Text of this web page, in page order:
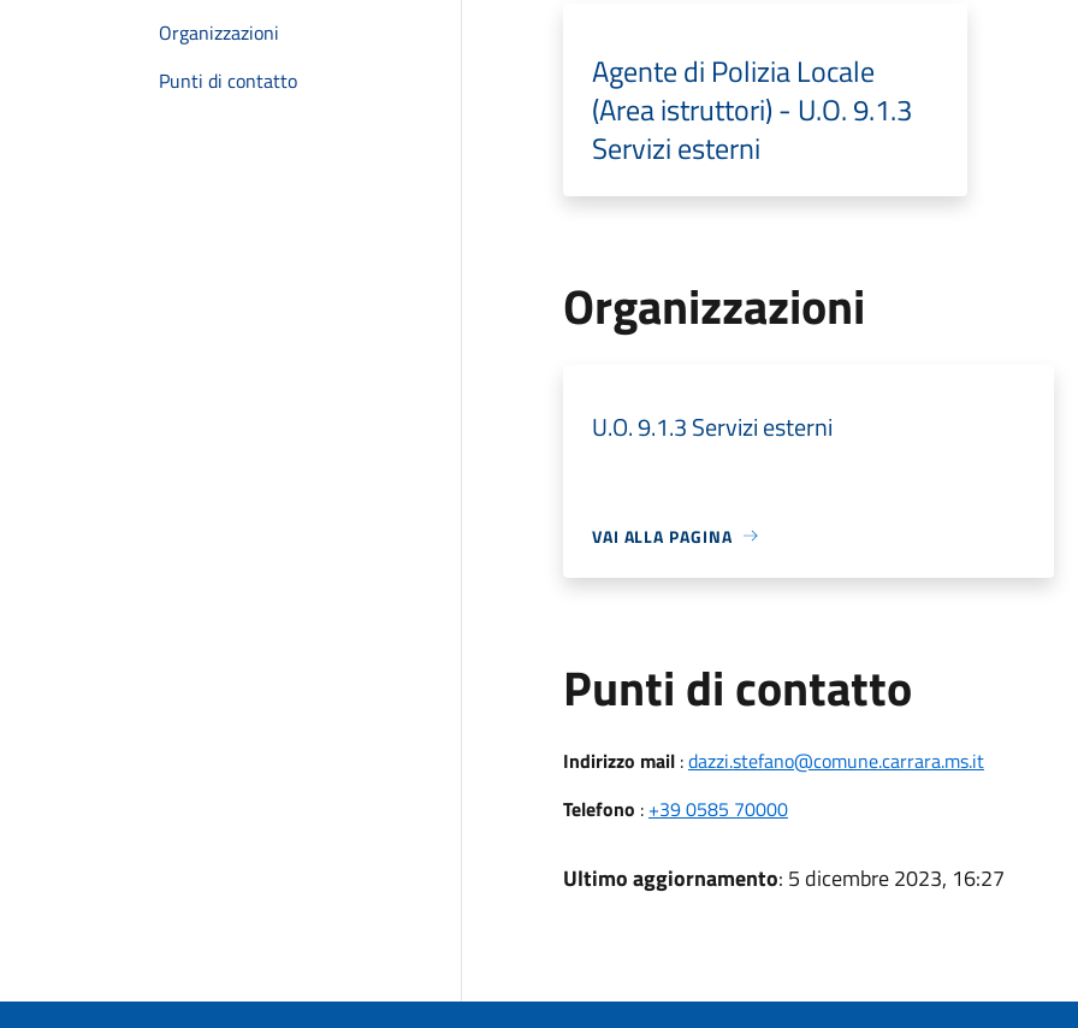
Organizzazioni
Punti di contatto
Agente di Polizia Locale
(Area istruttori) - U.O. 9.1.3
Servizi esterni
Organizzazioni
U.O. 9.1.3 Servizi esterni
VAI ALLA PAGINA
Punti di contatto
Indirizzo mail:dazzi.stefano@comune.carrara.ms.it
Telefono : +39 0585 70000
Ultimo aggiornamento: 5 dicembre 2023, 16:27